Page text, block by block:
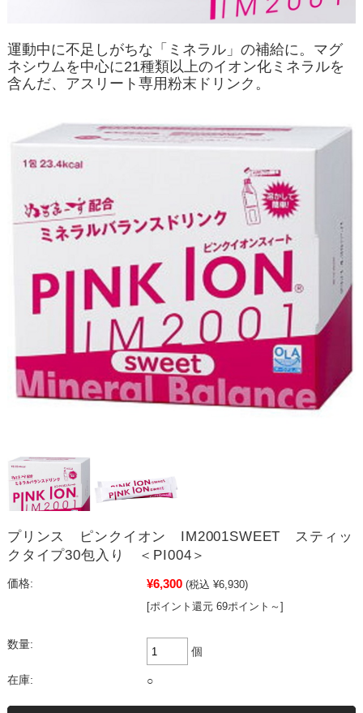
運動中に不足しがちな「ミネラル」の補給に。マグ
ネシウムを中心に21種類以上のイオン化ミネラルを
含んだ、アスリート専用粉末ドリンク。
プリンス ピンクイオン IM2001SWEET スティッ
クタイプ30包入り ＜PI004＞
価格: ¥6,300 (税込 ¥6,930)
[ポイント還元 69ポイント～]
数量:
個
在庫: ○